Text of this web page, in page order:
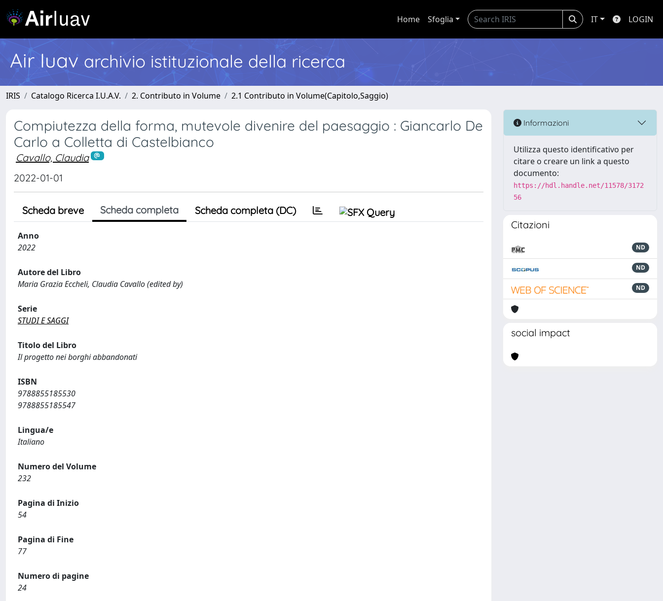
Home Sfoglia IT LOGIN
Air Iuav archivio istituzionale della ricerca
IRIS Catalogo Ricerca I.U.A.V. 2. Contributo in Volume 2.1 Contributo in Volume(Capitolo,Saggio)
Compiutezza della forma, mutevole divenire del paesaggio : Giancarlo De
Carlo a Colletta di Castelbianco
Cavallo, Claudia
2022-01-01
Scheda breve Scheda completa Scheda completa (DC)
Anno
2022
Autore del Libro
Maria Grazia Eccheli, Claudia Cavallo (edited by)
Serie
STUDI E SAGGI
Titolo del Libro
Il progetto nei borghi abbandonati
ISBN
9788855185530
9788855185547
Lingua/e
Italiano
Numero del Volume
232
Pagina di Inizio
54
Pagina di Fine
77
Numero di pagine
24
Informazioni
Utilizza questo identificativo per
citare o creare un link a questo
documento:
https://hdl.handle.net/11578/3172
56
Citazioni
ND
ND
ND
social impact